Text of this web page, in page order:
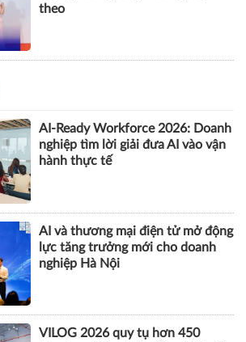
theo
AI-Ready Workforce 2026: Doanh
nghiệp tìm lời giải đưa AI vào vận
hành thực tế
AI và thương mại điện tử mở động
lực tăng trưởng mới cho doanh
nghiệp Hà Nội
VILOG 2026 quy tụ hơn 450